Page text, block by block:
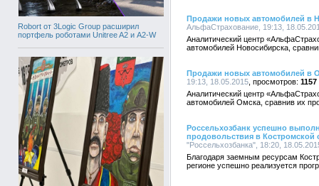
Robort от 3Logic Group расширил
портфель роботами Unitree A2 и A2-W
Продажи новых автомобилей в
АльфаСтрахование, 19:13,
Аналитический центр
автомобилей Новосибирска,
Продажи новых автомобилей в
19:13, 18.05.2015
1157
Аналитический центр
автомобилей Омска, сравнив их
Россельхозбанк успешно
продовольствия в Костромской
"Россельхозбанка", 18:20,
Благодаря заемным ресурсам
регионе успешно реализуется